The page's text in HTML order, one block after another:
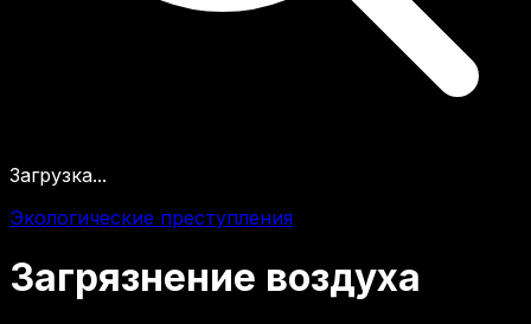
Загрузка...
Экологические преступления
Загрязнение воздуха